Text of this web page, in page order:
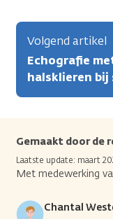
Volgend artikel
Echografie
halsklieren bij
Gemaakt door de
Laatste update: maart
Met medewerking
Chantal